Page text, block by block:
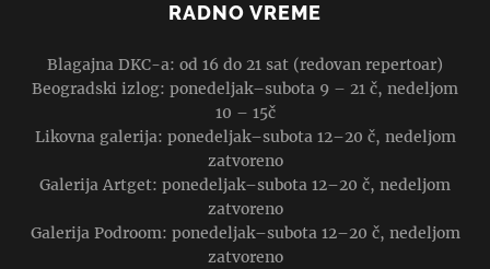
RADNO VREME
Blagajna DKC-a: od 16 do 21 sat (redovan repertoar)
Beogradski izlog: ponedeljak–subota 9 – 21 č, nedeljom
10 – 15č
Likovna galerija: ponedeljak–subota 12–20 č, nedeljom
zatvoreno
Galerija Artget: ponedeljak–subota 12–20 č, nedeljom
zatvoreno
Galerija Podroom: ponedeljak–subota 12–20 č, nedeljom
zatvoreno